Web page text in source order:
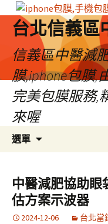
台北信義區
信義區中醫減
膜,iphone包膜,
完美包膜服務,
來喔
選單
容
區
中醫減肥協助眼
估方案示波器
2024-12-06 台北當